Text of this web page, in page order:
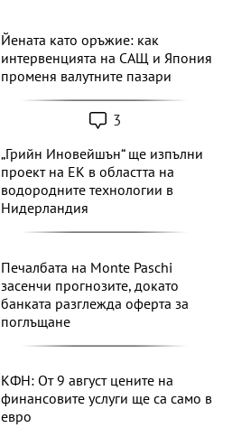
Йената като оръжие: как
интервенцията на САЩ и Япония
променя валутните пазари
3
„Грийн Иновейшън“ ще изпълни
проект на ЕК в областта на
водородните технологии в
Нидерландия
Печалбата на Monte Paschi
засенчи прогнозите, докато
банката разглежда оферта за
поглъщане
КФН: От 9 август цените на
финансовите услуги ще са само в
евро